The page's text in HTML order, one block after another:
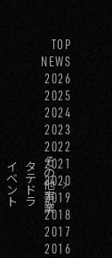
TOP
NEWS
2026
2025
2024
2023
2022
2021
2020
2019
2018
2017
2016
イ
ベ
ン
ト
タ
テ
ド
ラ
そ
の
他
事
業